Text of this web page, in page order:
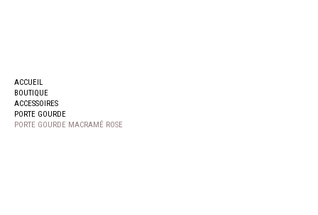
ACCUEIL
BOUTIQUE
ACCESSOIRES
PORTE GOURDE
PORTE GOURDE MACRAMÉ ROSE